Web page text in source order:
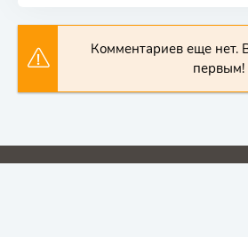
Комментариев еще нет.
первым!